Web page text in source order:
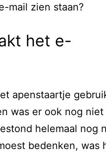
mail zien staan?
het e-
apenstaartje
was er ook nog
helemaal nog
bedenken, was